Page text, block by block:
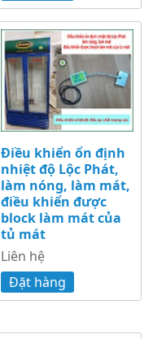
Điều khiển ổn định
nhiệt độ Lộc Phát,
làm nóng, làm mát,
điều khiển được
block làm mát của
tủ mát
Liên hệ
Đặt hàng